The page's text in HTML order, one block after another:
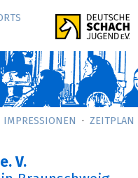
IMPRESSIONEN ZEITPLAN
V.